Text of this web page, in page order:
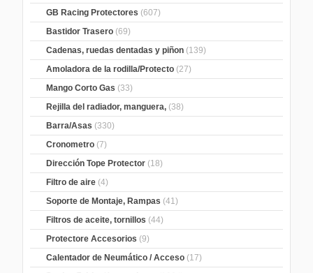
GB Racing Protectores (607)
Bastidor Trasero (69)
Cadenas, ruedas dentadas y piñon (139)
Amoladora de la rodilla/Protecto (27)
Mango Corto Gas (33)
Rejilla del radiador, manguera, (38)
Barra/Asas (330)
Cronometro (7)
Dirección Tope Protector (18)
Filtro de aire (4)
Soporte de Montaje, Rampas (41)
Filtros de aceite, tornillos (44)
Protectore Accesorios (9)
Calentador de Neumático / Acceso (17)